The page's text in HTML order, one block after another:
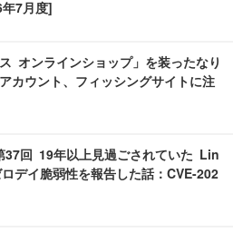
7月度]
オンラインショップ」を装ったなり
カウント、フィッシングサイトに注
37回 19年以上見過ごされていた Lin
デイ脆弱性を報告した話：CVE-202